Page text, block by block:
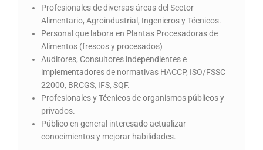
Profesionales de diversas áreas del Sector
Alimentario, Agroindustrial, Ingenieros y Técnicos.
Personal que labora en Plantas Procesadoras de
Alimentos (frescos y procesados)
Auditores, Consultores independientes e
implementadores de normativas HACCP, ISO/FSSC
22000, BRCGS, IFS, SQF.
Profesionales y Técnicos de organismos públicos y
privados.
Público en general interesado actualizar
conocimientos y mejorar habilidades.